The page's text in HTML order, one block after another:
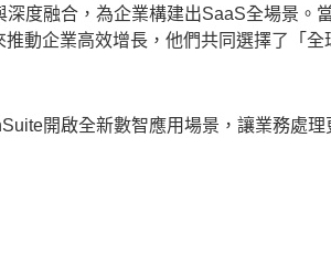
度融合，為企業構建出SaaS全場景
動企業高效增長，他們共同選擇了「
開啟全新數智應用場景，讓業務處